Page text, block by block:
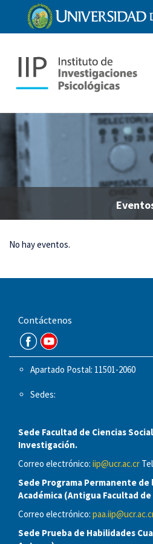
contenido
No hay eventos.
Contáctenos
Apartado Postal: 11501-2060
Sedes:
Sede Facultad de Ciencias
Investigación.
Correo electrónico: iip@ucr.ac.cr
Sede Programa Permanente
Académica (Antigua Facultad
Correo electrónico:
Sede Prueba de Habilidades